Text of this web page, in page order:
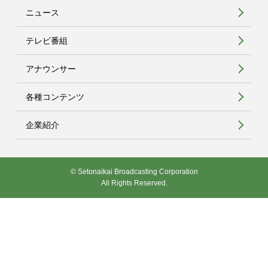
ニュース
テレビ番組
アナウンサー
各種コンテンツ
企業紹介
© Setonaikai Broadcasting Corporation
All Rights Reserved.